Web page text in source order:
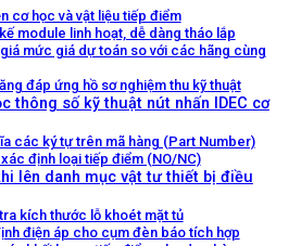
cơ học và vật liệu tiếp điểm
module linh hoạt, dễ dàng tháo lắp
mức giá dự toán so với các hãng cùng
đáp ứng hồ sơ nghiệm thu kỹ thuật
thông số kỹ thuật nút nhấn IDEC cơ
các ký tự trên mã hàng (Part Number)
định loại tiếp điểm (NO/NC)
lên danh mục vật tư thiết bị điều
kích thước lỗ khoét mặt tủ
điện áp cho cụm đèn báo tích hợp